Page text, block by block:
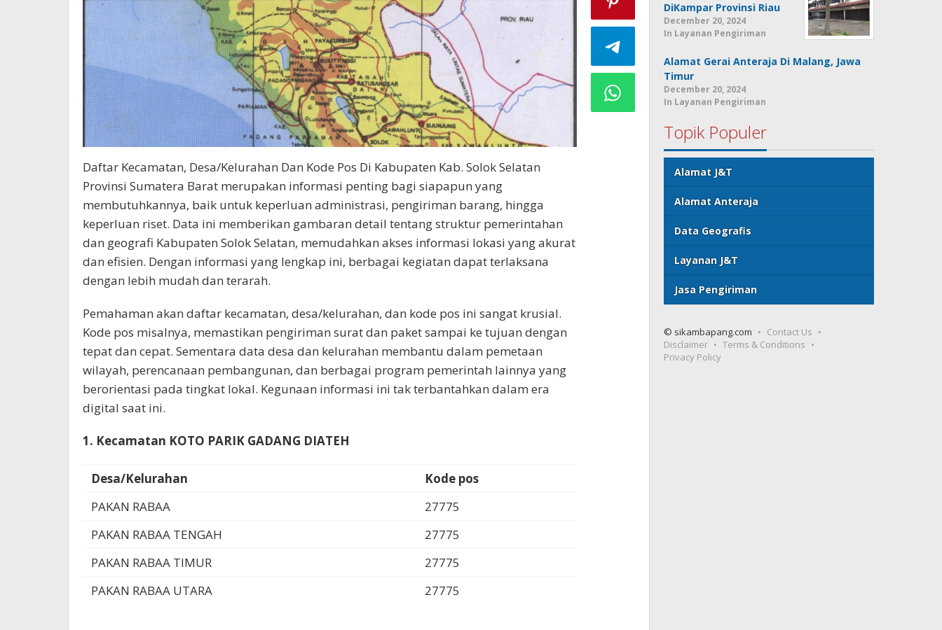
Daftar Kecamatan, Desa/Kelurahan Dan Kode Pos Di Kabupaten Kab. Solok Selatan
Provinsi Sumatera Barat merupakan informasi penting bagi siapapun yang
membutuhkannya, baik untuk keperluan administrasi, pengiriman barang, hingga
keperluan riset. Data ini memberikan gambaran detail tentang struktur pemerintahan
dan geografi Kabupaten Solok Selatan, memudahkan akses informasi lokasi yang akurat
dan efisien. Dengan informasi yang lengkap ini, berbagai kegiatan dapat terlaksana
dengan lebih mudah dan terarah.
Pemahaman akan daftar kecamatan, desa/kelurahan, dan kode pos ini sangat krusial.
Kode pos misalnya, memastikan pengiriman surat dan paket sampai ke tujuan dengan
tepat dan cepat. Sementara data desa dan kelurahan membantu dalam pemetaan
wilayah, perencanaan pembangunan, dan berbagai program pemerintah lainnya yang
berorientasi pada tingkat lokal. Kegunaan informasi ini tak terbantahkan dalam era
digital saat ini.
1. Kecamatan KOTO PARIK GADANG DIATEH
Desa/Kelurahan
Kode pos
PAKAN RABAA
27775
PAKAN RABAA TENGAH
27775
PAKAN RABAA TIMUR
27775
PAKAN RABAA UTARA
27775
DiKampar Provinsi Riau
December 20, 2024
In Layanan Pengiriman
Alamat Gerai Anteraja Di Malang, Jawa
Timur
December 20, 2024
In Layanan Pengiriman
Topik Populer
Alamat J&T
Alamat Anteraja
Data Geografis
Layanan J&T
Jasa Pengiriman
© sikambapang.com
Contact Us
Disclaimer
Terms & Conditions
Privacy Policy